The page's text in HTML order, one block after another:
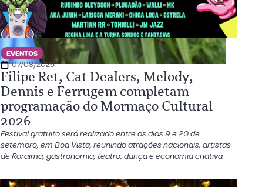
EVENTOS
07/08/2026
Filipe Ret, Cat Dealers, Melody,
Dennis e Ferrugem completam
programação do Mormaço Cultural
2026
Festival gratuito será realizado entre os dias 9 e 20 de
setembro, em Boa Vista, reunindo atrações nacionais, artistas
de Roraima, gastronomia, teatro, dança e economia criativa